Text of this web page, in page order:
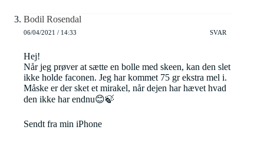
Bodil Rosendal
06/04/2021 / 14:33 SVAR
Hej!
Når jeg prøver at sætte en bolle med skeen, kan den slet
ikke holde faconen. Jeg har kommet 75 gr ekstra mel i.
Måske er der sket et mirakel, når dejen har hævet hvad
den ikke har endnu😊🍃
Sendt fra min iPhone